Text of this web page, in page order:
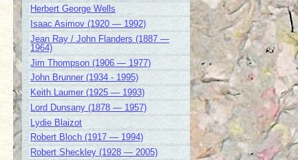
Herbert George Wells
Isaac Asimov (1920 — 1992)
Jean Ray / John Flanders (1887 —
1964)
Jim Thompson (1906 — 1977)
John Brunner (1934 - 1995)
Keith Laumer (1925 — 1993)
Lord Dunsany (1878 — 1957)
Lydie Blaizot
Robert Bloch (1917 — 1994)
Robert Sheckley (1928 — 2005)